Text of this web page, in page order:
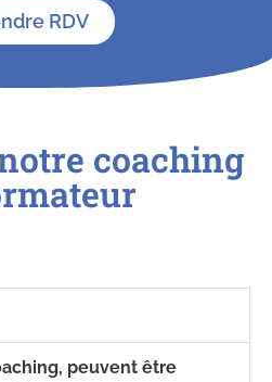
RDV
coaching
peuvent être